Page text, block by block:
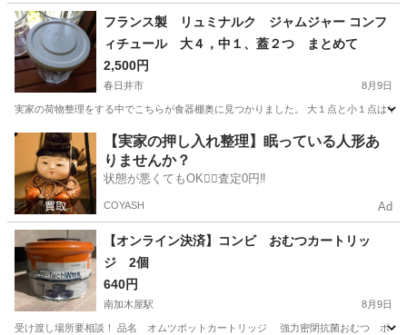
愛知 岡崎市 岡崎駅 その他
フランス製 リュミナルク ジャムジャー コンフ
ィチュール 大４，中１、蓋２つ まとめて
2,500円
春日井市 8月9日
実家の荷物整理をする中でこちらが食器棚奥に見つかりました。 大１点と小１点は
愛知 春日井市 調理器具
【実家の押し入れ整理】眠っている人形あ
りませんか？
状態が悪くてもOK🙆‍♀️査定0円‼️
COYASH Ad
【オンライン決済】コンビ おむつカートリッ
ジ 2個
640円
南加木屋駅 8月9日
受け渡し場所要相談！ 品名 オムツポットカートリッジ 強力密閉抗菌おむつ ポイテ